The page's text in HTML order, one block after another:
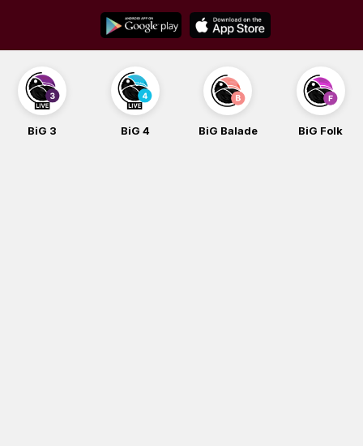
content
BiG 3 BiG 4 BiG Balade BiG Folk